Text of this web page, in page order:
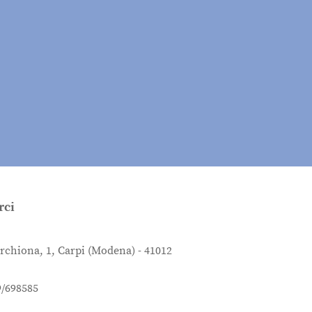
1, Carpi (Modena) - 41012
698585